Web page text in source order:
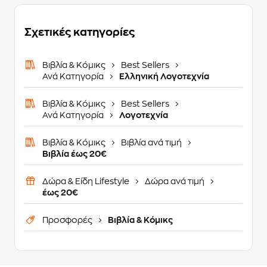
Σχετικές κατηγορίες
Βιβλία & Κόμικς
Best Sellers
Ανά Κατηγορία
Ελληνική Λογοτεχνία
Βιβλία & Κόμικς
Best Sellers
Ανά Κατηγορία
Λογοτεχνία
Βιβλία & Κόμικς
Βιβλία ανά τιμή
Βιβλία έως 20€
Δώρα & Είδη Lifestyle
Δώρα ανά τιμή
έως 20€
Προσφορές Βιβλία & Κόμικς